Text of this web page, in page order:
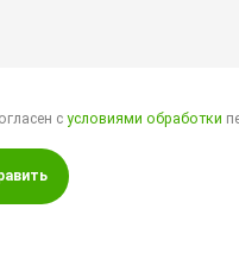
сусловиями обработки